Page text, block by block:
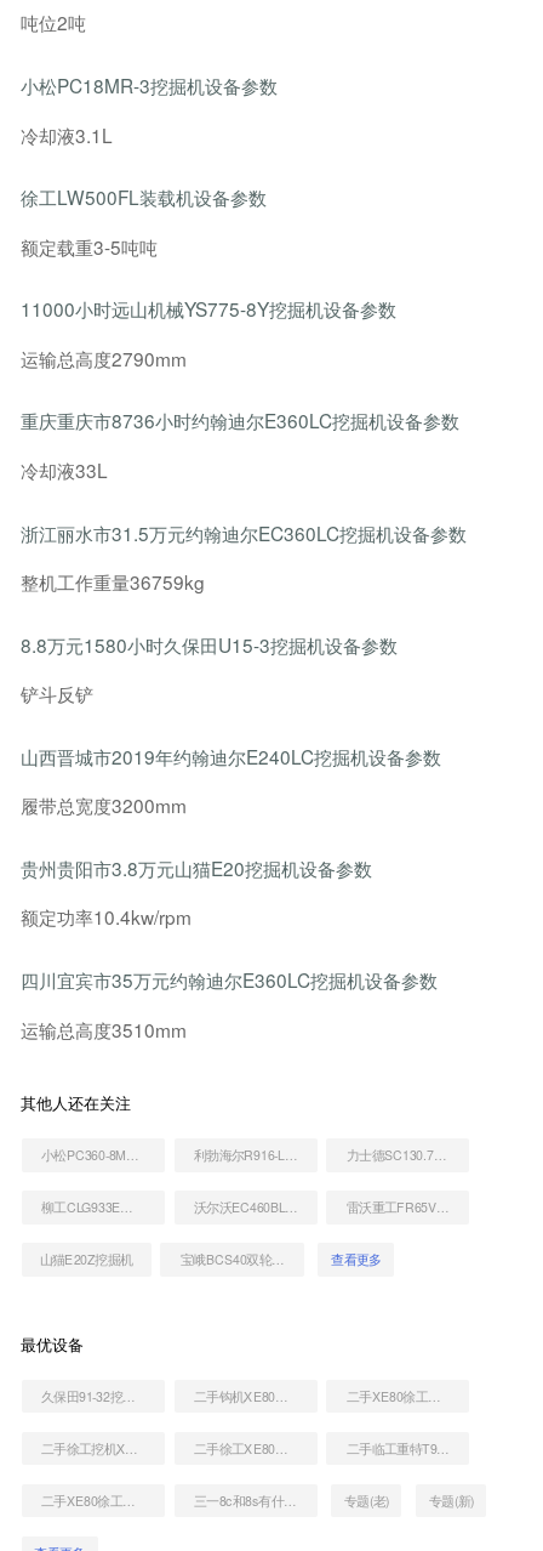
吨位2吨
小松PC18MR-3挖掘机设备参数
冷却液3.1L
徐工LW500FL装载机设备参数
额定载重3-5吨吨
11000小时远山机械YS775-8Y挖掘机设备参数
运输总高度2790mm
重庆重庆市8736小时约翰迪尔E360LC挖掘机设备参数
冷却液33L
浙江丽水市31.5万元约翰迪尔EC360LC挖掘机设备参数
整机工作重量36759kg
8.8万元1580小时久保田U15-3挖掘机设备参数
铲斗反铲
山西晋城市2019年约翰迪尔E240LC挖掘机设备参数
履带总宽度3200mm
贵州贵阳市3.8万元山猫E20挖掘机设备参数
额定功率10.4kw/rpm
四川宜宾市35万元约翰迪尔E360LC挖掘机设备参数
运输总高度3510mm
其他人还在关注
小松PC360-8M0挖掘机 利勃海尔R916-Litronic挖掘机 力士德SC130.7挖掘机
柳工CLG933E挖掘机 沃尔沃EC460BLC挖掘机 雷沃重工FR65V8挖掘机
山猫E20Z挖掘机 宝峨BCS40双轮铣槽机 查看更多
最优设备
二手钩机XE80能卖多少钱 二手XE80徐工挖土机价格列表
二手徐工XE80钩机到底多少钱 二手临工重特T912E装载机
三一8c和8s有什么区别 专题(老) 专题(新)